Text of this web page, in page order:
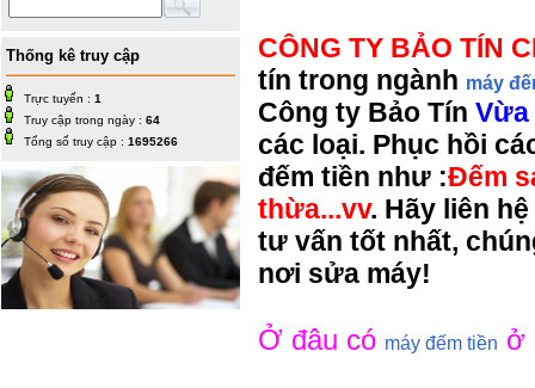
Thống kê truy cập
Trực tuyến : 1
Truy cập trong ngày : 64
Tổng số truy cập : 1695266
CÔNG TY BẢO TÍN
tín trong ngành máy
Công ty Bảo Tín
các loại. Phục hồi
đếm tiền như :Đếm
thừa...vv. Hãy liên
tư vấn tốt nhất,
nơi sửa máy!
Ở đâu có máy đếm tiền ở